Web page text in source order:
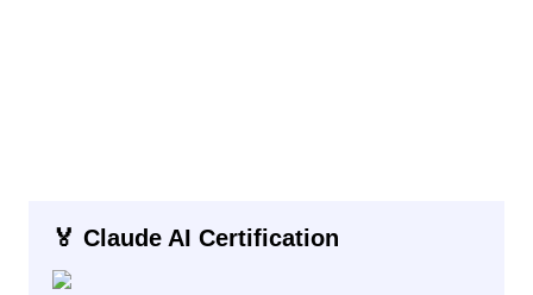
🏅 Claude AI Certification